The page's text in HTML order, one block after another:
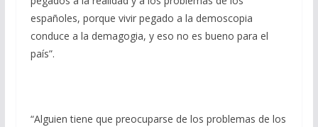
españoles, porque vivir pegado a la demoscopia
conduce a la demagogia, y eso no es bueno para el
país”.
“Alguien tiene que preocuparse de los problemas de los